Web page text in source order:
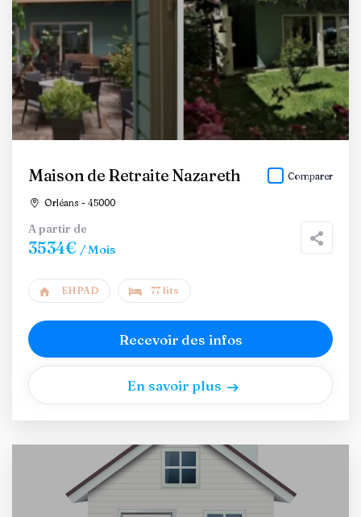
Maison de Retraite Nazareth
Orléans - 45000
Comparer
A partir de
3534€ / Mois
EHPAD 77 lits
Recevoir des infos
En savoir plus